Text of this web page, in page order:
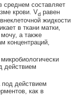
составляет
крови. Vd равен
жидкости
в ткани матки,
а также
концентраций,
действием
действием
как в